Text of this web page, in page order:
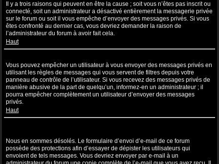
Il y a trois raisons qui peuvent en être la cause ; soit vous n’êtes pas inscrit ou
connecté, soit un administrateur a désactivé entièrement la messagerie privée
sur le forum ou soit il vous empêche d’envoyer des messages privés. Si vous
êtes confronté au dernier cas, vous devriez demander la raison de
l’administrateur du forum à avoir fait cela.
Haut
Vous pouvez empêcher un utilisateur à vous envoyer des messages privés en
utilisant les règles de messages qui vous servent de filtres depuis votre
panneau de contrôle de l’utilisateur. Si vous recevez des messages privés de
manière abusive de la part de quelqu’un, informez-en un administrateur ; il
pourra empêcher complètement un utilisateur d’envoyer des messages
privés.
Haut
Nous en sommes désolés. Le formulaire d’envoi d’e-mail de ce forum
possède des protections afin d’essayer de dépister les utilisateurs qui
envoient de tels messages. Vous devriez envoyer par e-mail à un